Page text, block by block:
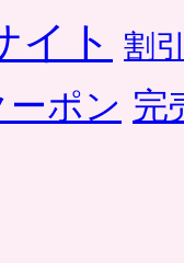
イト 割
ーポン 完